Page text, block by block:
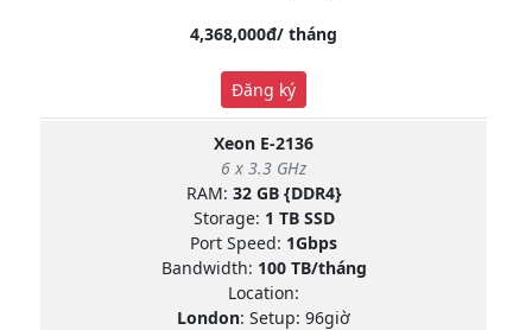
4,368,000đ/ tháng
Đăng ký
Xeon E-2136
6 x 3.3 GHz
RAM: 32 GB {DDR4}
Storage: 1 TB SSD
Port Speed: 1Gbps
Bandwidth: 100 TB/tháng
Location:
London: Setup: 96giờ